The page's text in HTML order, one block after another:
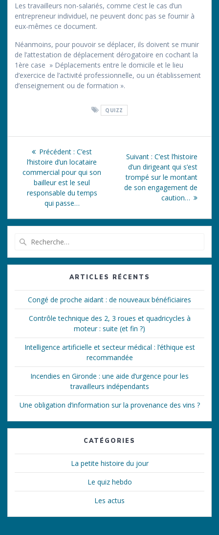
Les travailleurs non-salariés, comme c’est le cas d’un
entrepreneur individuel, ne peuvent donc pas se fournir à
eux-mêmes ce document.
Néanmoins, pour pouvoir se déplacer, ils doivent se munir
de l’attestation de déplacement dérogatoire en cochant la
1ère case » Déplacements entre le domicile et le lieu
d’exercice de l’activité professionnelle, ou un établissement
d’enseignement ou de formation ».
QUIZZ
Navigation
de
l’article
Précédent : Article
précédent
:
C’est
l’histoire d’un locataire
commercial pour qui son
bailleur est le seul
responsable du temps
qui passe…
Suivant : Article
suivant
:
C’est l’histoire
d’un dirigeant qui s’est
trompé sur le montant
de son engagement de
caution…
:
ARTICLES RÉCENTS
Congé de proche aidant : de nouveaux bénéficiaires
Contrôle technique des 2, 3 roues et quadricycles à
moteur : suite (et fin ?)
Intelligence artificielle et secteur médical : l’éthique est
recommandée
Incendies en Gironde : une aide d’urgence pour les
travailleurs indépendants
Une obligation d’information sur la provenance des vins ?
CATÉGORIES
La petite histoire du jour
Le quiz hebdo
Les actus